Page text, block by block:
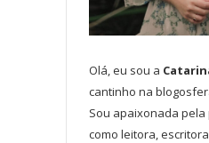
Olá, eu sou a
cantinho na
Sou apaixonada
como leitora,